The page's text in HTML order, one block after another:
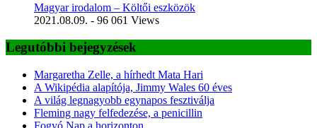
Magyar irodalom – Költői eszközök
2021.08.09. - 96 061 Views
Legutóbbi bejegyzések
Margaretha Zelle, a hírhedt Mata Hari
A Wikipédia alapítója, Jimmy Wales 60 éves
A világ legnagyobb egynapos fesztiválja
Fleming nagy felfedezése, a penicillin
Fogyó Nap a horizonton